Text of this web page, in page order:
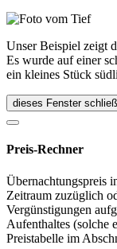
Unser Beispiel zeigt
Es wurde auf einer
ein kleines Stück
dieses Fenster
Preis-Rechner
Übernachtungspreis
Zeitraum zuzüglich
Vergünstigungen
Aufenthaltes (solche
Preistabelle im